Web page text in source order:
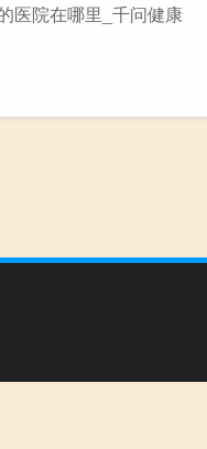
医院在哪里_千问健康